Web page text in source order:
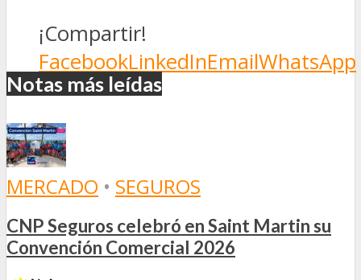
¡Compartir!
FacebookLinkedInEmailWhatsApp
Notas más leídas
MERCADO • SEGUROS
CNP Seguros celebró en Saint Martin su
Convención Comercial 2026